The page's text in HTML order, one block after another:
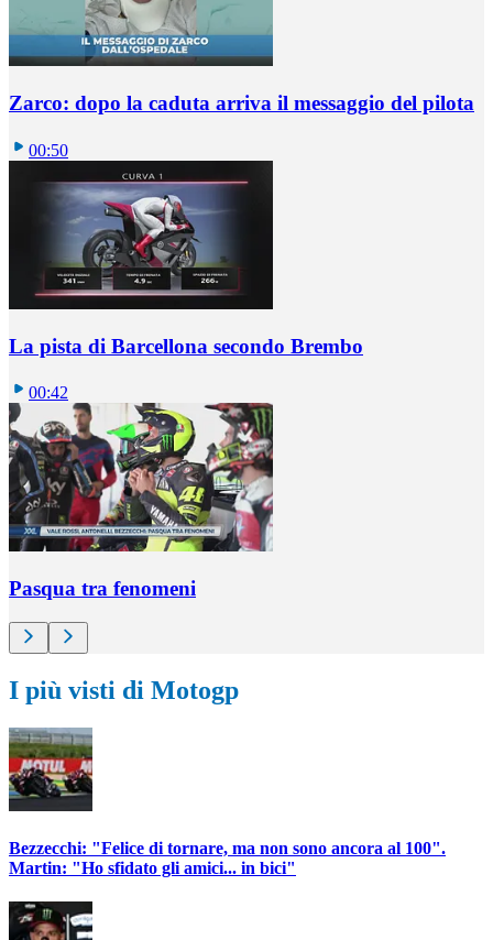
Zarco: dopo la caduta arriva il messaggio del pilota
00:50
La pista di Barcellona secondo Brembo
00:42
Pasqua tra fenomeni
I più visti di Motogp
Bezzecchi: "Felice di tornare, ma non sono ancora al 100".
Martin: "Ho sfidato gli amici... in bici"